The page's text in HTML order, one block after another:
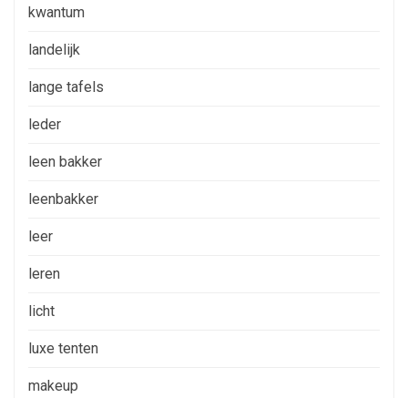
kwantum
landelijk
lange tafels
leder
leen bakker
leenbakker
leer
leren
licht
luxe tenten
makeup